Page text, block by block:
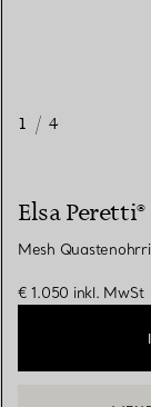
1 / 4
Elsa Peretti®
Mesh
€ 1.050 inkl. MwSt